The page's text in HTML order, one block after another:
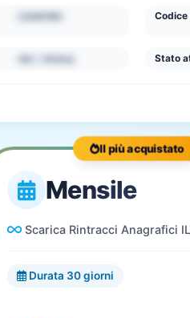
Codice
Stato
Il più acquistato
Mensile
Scarica Rintracci Anagrafici
Durata 30 giorni